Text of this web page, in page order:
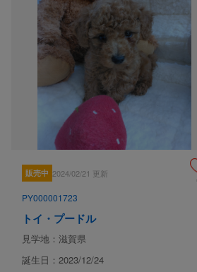
販売中 2024/02/21 更新
PY000001723
トイ・プードル
見学地：滋賀県
誕生日：2023/12/24